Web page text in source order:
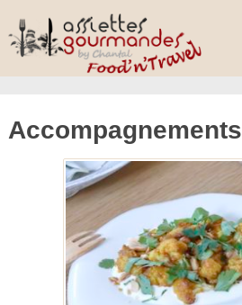
Accompagnements